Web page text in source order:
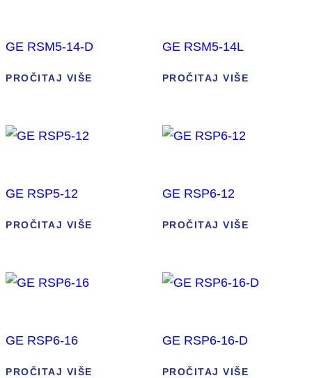
GE RSM5-14-D
PROČITAJ VIŠE
GE RSM5-14L
PROČITAJ VIŠE
GE RSP5-12
PROČITAJ VIŠE
GE RSP6-12
PROČITAJ VIŠE
GE RSP6-16
PROČITAJ VIŠE
GE RSP6-16-D
PROČITAJ VIŠE